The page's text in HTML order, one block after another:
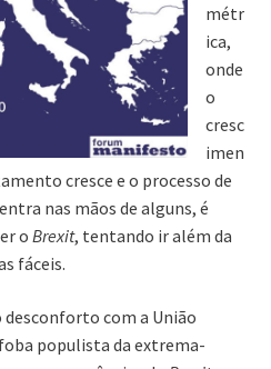
métr
ica,
onde
o
cresc
imen
cresce e o processo de
nas mãos de alguns, é
o Brexit, tentando ir além da
fáceis.
desconforto com a União
populista da extrema-